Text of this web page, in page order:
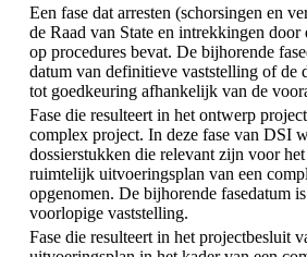
Een fase dat arresten (schorsingen en
de Raad van State en intrekkingen door
op procedures bevat. De bijhorende
datum van definitieve vaststelling of de
tot goedkeuring afhankelijk van de
Fase die resulteert in het ontwerp
complex project. In deze fase van DSI
dossierstukken die relevant zijn voor
ruimtelijk uitvoeringsplan van een
opgenomen. De bijhorende fasedatum
voorlopige vaststelling.
Fase die resulteert in het projectbesluit